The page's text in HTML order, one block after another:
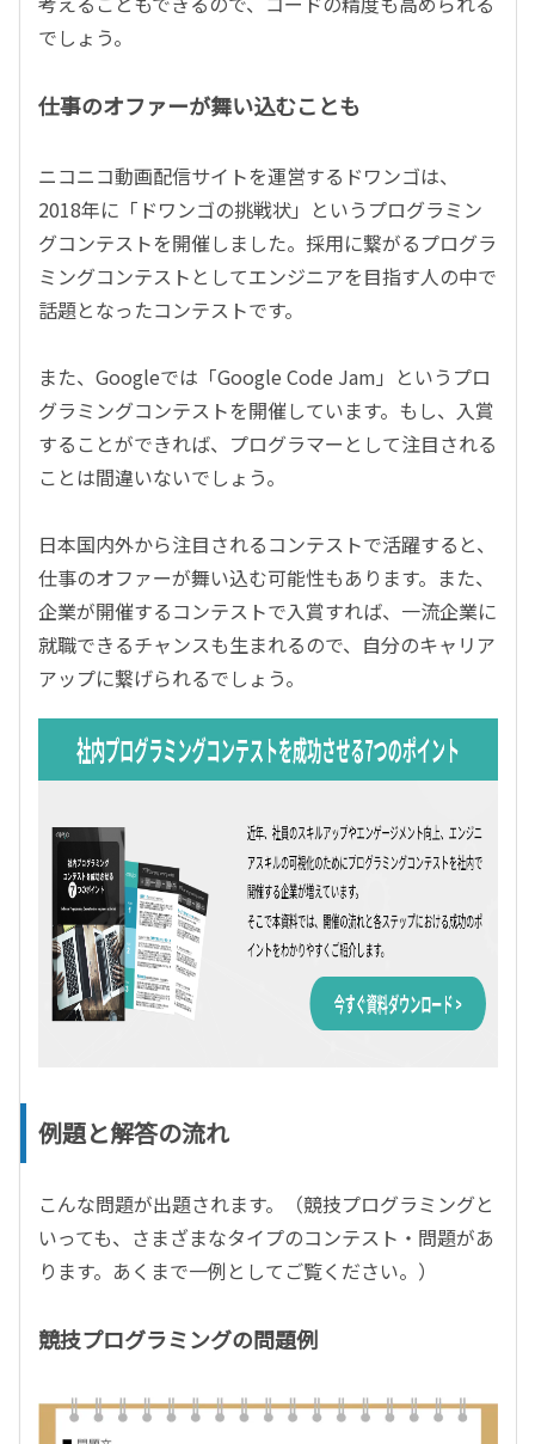
でしょう。
仕事のオファーが舞い込むことも
ニコニコ動画配信サイトを運営するドワンゴは、
2018年に「ドワンゴの挑戦状」というプログラミン
グコンテストを開催しました。採用に繋がるプログラ
ミングコンテストとしてエンジニアを目指す人の中で
話題となったコンテストです。
また、Googleでは「Google Code Jam」というプロ
グラミングコンテストを開催しています。もし、入賞
することができれば、プログラマーとして注目される
ことは間違いないでしょう。
日本国内外から注目されるコンテストで活躍すると、
仕事のオファーが舞い込む可能性もあります。また、
企業が開催するコンテストで入賞すれば、一流企業に
就職できるチャンスも生まれるので、自分のキャリア
アップに繋げられるでしょう。
例題と解答の流れ
こんな問題が出題されます。（競技プログラミングと
いっても、さまざまなタイプのコンテスト・問題があ
ります。あくまで一例としてご覧ください。）
競技プログラミングの問題例